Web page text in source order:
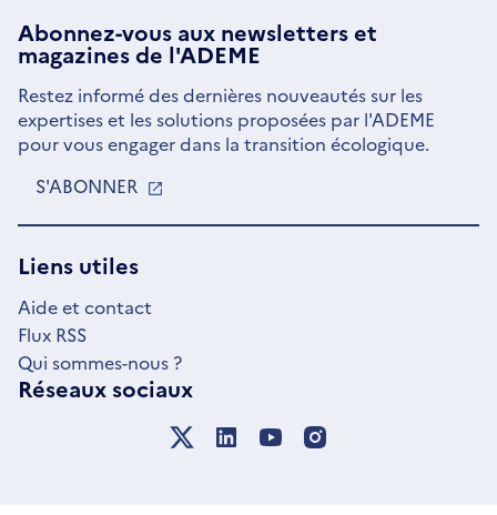
Abonnez-vous aux newsletterset
magazines de l'ADEME
Restez informé des dernières nouveautés sur les
expertises et les solutions proposées par l'ADEME
pour vous engager dans la transition écologique.
S'ABONNER
UNE
Liens utiles
Aide et contact
Flux RSS
Qui sommes-nous ?
Réseaux sociaux